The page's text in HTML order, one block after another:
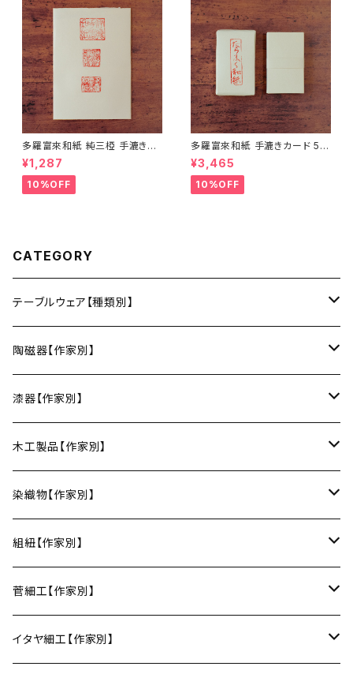
多羅富來和紙 純三椏 手漉き便
箋 10枚入り【伊予和紙】【愛媛県
四国中央市】【伝統工芸品】【民
藝品】【ギフト プレゼント】【父の
日 お誕生日】
¥1,287
10%OFF
多羅富來和紙 手漉きカード 50
枚入り【伊予和紙】【愛媛県四国
中央市】【伝統工芸品】【民藝品】
【ギフト プレゼント】【父の日 お
誕生日】
¥3,465
10%OFF
CATEGORY
テーブルウェア【種類別】
お皿
豆皿
丸皿
小鉢・中鉢・大鉢
小鉢
中鉢
ご飯茶碗
お椀・ボウル
お椀
丼
湯呑・カップ
マグカップ
フリーカップ
酒器
ぐい呑み・盃
蓋物・キャニスター
陶磁器【作家別】
小春花窯（瀬戸焼／愛知）
HORITSUKE（瀬戸焼／愛知）
馬の目皿
AND C（瀬戸焼／愛知）
Trace Face（瀬戸焼／愛知）
m.m.d.（瀬戸焼／愛知）
LUC DE BOECK（京都）
漆器【作家別】
中田漆木（香川）
庵治漆 -AJIURUSHI
讃岐石地塗
erakko（京都）
suosikki（京都）
うるしおいしおはし
木工製品【作家別】
りょうび庵（曲げわっぱ／秋田）
erakko（木と漆／京都）
甲斐のぶお工房（竹のカトラリー／大分）
染織物【作家別】
藤本つむぎ工房（上田紬／長野）
巾着袋
ブックカバー
清原遥（テキスタイル／滋賀）
KOMOREBI
藍染屋ほうね（藍染／静岡）
組紐【作家別】
昇苑くみひも（京都）
リング
菅細工【作家別】
深江菅細工（大阪）
イタヤ細工【作家別】